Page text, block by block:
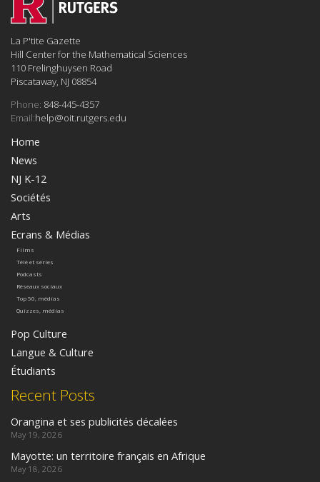
Recent Posts
Orangina et ses publicités décalées
May 19, 2026
Mayotte: un territoire français en Afrique
May 18, 2026
Home
News
NJ K-12
Sociétés
Arts
Ecrans & Médias
Films
Télé et séries
Podcasts
Réseaux sociaux
Top 50, médias
Quizzes, médias
Pop Culture
Langue & Culture
Étudiants
La P'tite Gazette
Hill Center for the Mathematical Sciences
110 Frelinghuysen Road
Piscataway, NJ 08854
Phone: 848-445-4357
Email:help@oit.rutgers.edu